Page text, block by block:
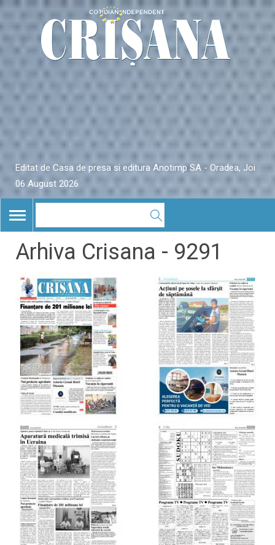
Editat de Casa de presa si editura Anotimp SA - Oradea, Joi
06 August 2026
TOGGLE
NAVIGATION
Arhiva Crisana - 9291